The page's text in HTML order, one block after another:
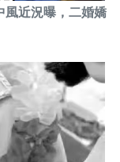
風近況曝，二婚嬌